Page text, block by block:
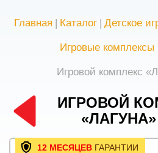
Главная | Каталог | Детское
Игровые комплексы
Игровой комплекс
ИГРОВОЙ
«ЛАГУНА»
12 МЕСЯЦЕВ ГАРАНТИИ